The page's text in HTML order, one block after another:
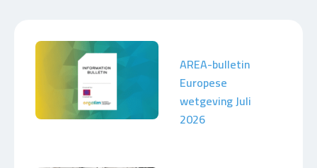
AREA-bulletin
Europese
wetgeving Juli
2026